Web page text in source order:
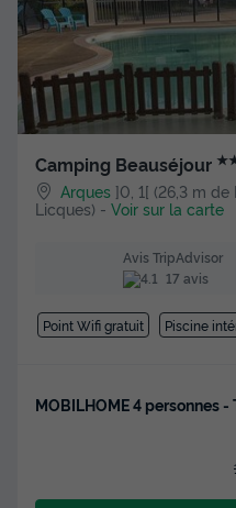
Camping Beauséjour
Arques ]0, 1[ (26,3 m
Licques) - Voir sur la carte
Avis TripAdvisor
17 avis
Point Wifi gratuit Piscine
MOBILHOME 4 personnes -